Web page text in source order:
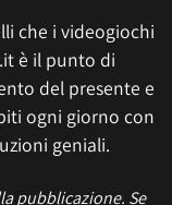
che i videogiochi
è il punto di
del presente e
ogni giorno con
geniali.
pubblicazione. Se